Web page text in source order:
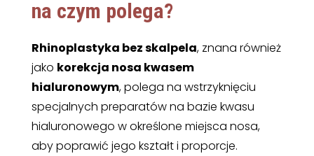
na czym polega?
Rhinoplastyka bez skalpela, znana również
jako korekcja nosa kwasem
hialuronowym, polega na wstrzyknięciu
specjalnych preparatów na bazie kwasu
hialuronowego w określone miejsca nosa,
aby poprawić jego kształt i proporcje.